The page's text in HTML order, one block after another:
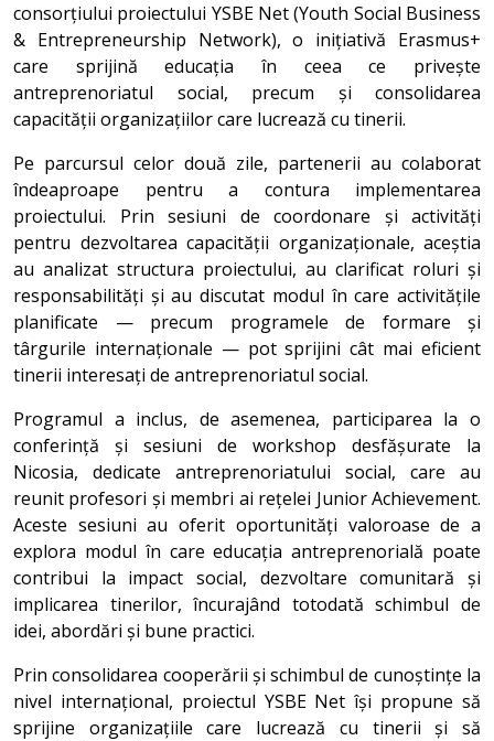
consorțiului proiectului YSBE Net (Youth Social Business
& Entrepreneurship Network), o inițiativă Erasmus+
care sprijină educația în ceea ce privește
antreprenoriatul social, precum și consolidarea
capacității organizațiilor care lucrează cu tinerii.
Pe parcursul celor două zile, partenerii au colaborat
îndeaproape pentru a contura implementarea
proiectului. Prin sesiuni de coordonare și activități
pentru dezvoltarea capacității organizaționale, aceștia
au analizat structura proiectului, au clarificat roluri și
responsabilități și au discutat modul în care activitățile
planificate — precum programele de formare și
târgurile internaționale — pot sprijini cât mai eficient
tinerii interesați de antreprenoriatul social.
Programul a inclus, de asemenea, participarea la o
conferință și sesiuni de workshop desfășurate la
Nicosia, dedicate antreprenoriatului social, care au
reunit profesori și membri ai rețelei Junior Achievement.
Aceste sesiuni au oferit oportunități valoroase de a
explora modul în care educația antreprenorială poate
contribui la impact social, dezvoltare comunitară și
implicarea tinerilor, încurajând totodată schimbul de
idei, abordări și bune practici.
Prin consolidarea cooperării și schimbul de cunoștințe la
nivel internațional, proiectul YSBE Net își propune să
sprijine organizațiile care lucrează cu tinerii și să